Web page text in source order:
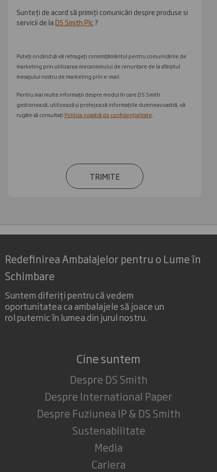
Sunteți de acord să primiți comunicări despre produse si
servicii de laDS Smith Plc?
Puteți oricând să vă retrageți consimțământul pentru comunicările de
marketing prin utilizarea mecanismului de renunțare de la sfârșitul
mesajului nostru de marketing prin e-mail.
Pentru mai multe informații despre modul în care DS Smith
gestionează, utilizează și protejează informațiile dumneavoastră, vă
rugăm să consultați Politica noastră de confidențialitate.
TRIMITE
Redefinirea Ambalajelor pentru o Lume în
Schimbare
Suntem diferiți pentru că vedem
oportunitatea ca ambalajele să joace un
rol puternic în lumea din jurul nostru.
Cine suntem
Despre DS Smith
Despre International Paper
Despre Fuziunea IP & DS Smith
Sustenabilitate
Media
Cariera